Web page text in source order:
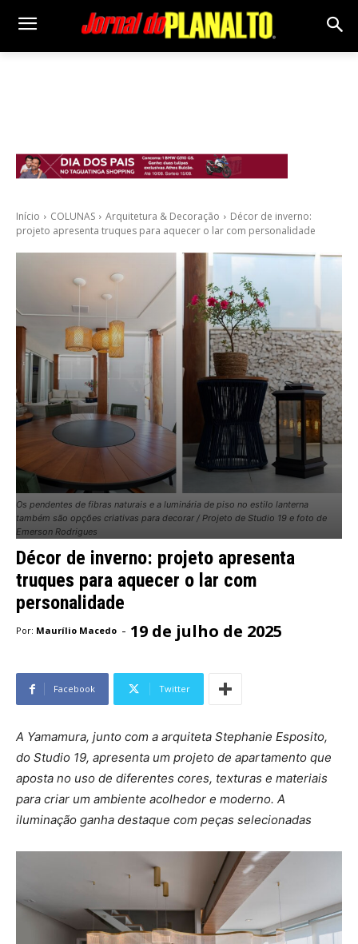
Início COLUNAS Arquitetura & Decoração
Décor de inverno:
projeto apresenta truques para aquecer o lar com personalidade
Os pendentes de fibras naturais e a luminária de piso no estilo lanterna
também são opções criativas para decorar / Projeto de Studio 19 e foto de
Emerson Rodrigues
Décor de inverno: projeto apresenta
truques para aquecer o lar com
personalidade
Por: Maurílio Macedo - 19 de julho de 2025
Facebook Twitter
A Yamamura, junto com a arquiteta Stephanie Esposito,
do Studio 19, apresenta um projeto de apartamento que
aposta no uso de diferentes cores, texturas e materiais
para criar um ambiente acolhedor e moderno. A
iluminação ganha destaque com peças selecionadas